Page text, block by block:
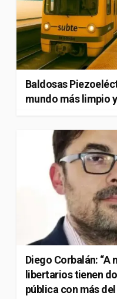
Baldosas
mundo más limpio
Diego Corbalán: “A
libertarios tienen
pública con más del